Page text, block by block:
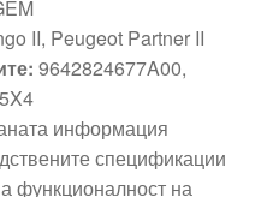
II, Peugeot Partner II
9642824677A00,
информация
спецификации
функционалност на